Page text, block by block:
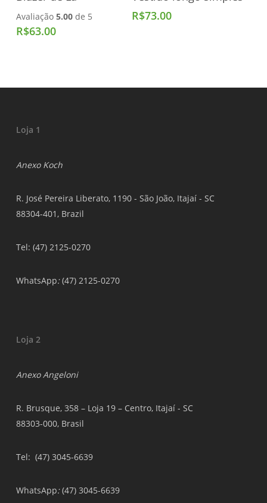
Avaliação 5.00de 5
R$63.00
R$73.00
Loja 1
Anexo Koch
R. José Pereira Liberato, 1190 - São João, Itajaí - SC
88304-401, Brazil
Tel: (47) 2125-0270
WhatsApp:(47) 2125-0270
Loja 2
Anexo Angeloni
R. Brusque, 358 – Loja 19 – Centro, Itajaí - SC
88303-000, Brasil
Tel: (47) 3045-6639
WhatsApp:(47) 3045-6639